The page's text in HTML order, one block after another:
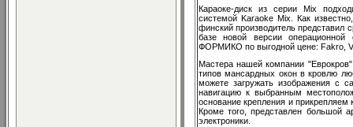
Караоке-диск из серии Mix
системой Karaoke Mix. Как
финский производитель
базе новой версии
ФОРМИКО по выгодной цене: Fakro,
Мастера нашей компании
типов мансардных окон в кровлю
можете загружать изображения с
навигацию к выбранным
основание крепления и прикрепляем
Кроме того, представлен большой
электроники.